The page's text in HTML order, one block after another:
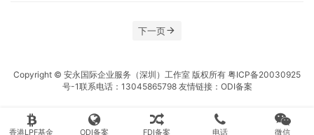
下一页
Copyright © 安永国际企业服务（深圳）工作室 版权所有 粤ICP备20030925
号-1联系电话：13045865798 友情链接： ODI备案
香港LPF基金 ODI备案 FDI备案 电话 微信